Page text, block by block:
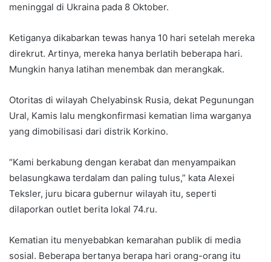
meninggal di Ukraina pada 8 Oktober.
Ketiganya dikabarkan tewas hanya 10 hari setelah mereka
direkrut. Artinya, mereka hanya berlatih beberapa hari.
Mungkin hanya latihan menembak dan merangkak.
Otoritas di wilayah Chelyabinsk Rusia, dekat Pegunungan
Ural, Kamis lalu mengkonfirmasi kematian lima warganya
yang dimobilisasi dari distrik Korkino.
“Kami berkabung dengan kerabat dan menyampaikan
belasungkawa terdalam dan paling tulus,” kata Alexei
Teksler, juru bicara gubernur wilayah itu, seperti
dilaporkan outlet berita lokal 74.ru.
Kematian itu menyebabkan kemarahan publik di media
sosial. Beberapa bertanya berapa hari orang-orang itu